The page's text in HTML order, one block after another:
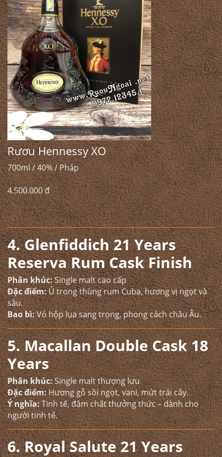
Rươu Hennessy XO
700ml / 40% / Pháp
4.500.000 đ
4. Glenfiddich 21 Years
Reserva Rum Cask Finish
Phân khúc:Single malt cao cấp
Đặc điểm:Ủ trong thùng rum Cuba, hương vị ngọt và
sâu.
Bao bì:Vỏ hộp lụa sang trọng, phong cách châu Âu.
5. Macallan Double Cask 18
Years
Phân khúc:Single malt thượng lưu
Đặc điểm:Hương gỗ sồi ngọt, vani, mứt trái cây.
Ý nghĩa:Tinh tế, đậm chất thưởng thức – dành cho
người tinh tế.
6. Royal Salute 21 Years